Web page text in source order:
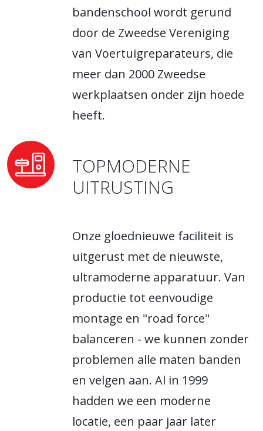
bandenschool wordt gerund
door de Zweedse Vereniging
van Voertuigreparateurs, die
meer dan 2000 Zweedse
werkplaatsen onder zijn hoede
heeft.
TOPMODERNE
UITRUSTING
Onze gloednieuwe faciliteit is
uitgerust met de nieuwste,
ultramoderne apparatuur. Van
productie tot eenvoudige
montage en "road force"
balanceren - we kunnen zonder
problemen alle maten banden
en velgen aan. Al in 1999
hadden we een moderne
locatie, een paar jaar later